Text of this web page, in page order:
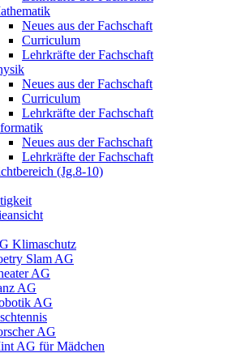
Neues aus der Fachschaft
Curriculum
Lehrkräfte der Fachschaft
Neues aus der Fachschaft
Curriculum
Lehrkräfte der Fachschaft
Neues aus der Fachschaft
Lehrkräfte der Fachschaft
(Jg.8-10)
Klimaschutz
Slam AG
AG
AG
AG
AG
AG für Mädchen